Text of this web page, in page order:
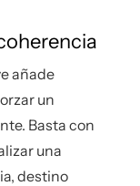
añade
un
Basta con
una
destino